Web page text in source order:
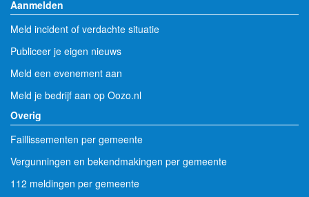
Aanmelden
Meld incident of verdachte situatie
Publiceer je eigen nieuws
Meld een evenement aan
Meld je bedrijf aan op Oozo.nl
Overig
Faillissementen per gemeente
Vergunningen en bekendmakingen per gemeente
112 meldingen per gemeente